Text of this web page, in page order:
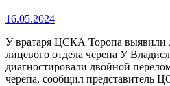
16.05.2024
У вратаря ЦСКА Торопа выявили
лицевого отдела черепа У
диагностировали двойной
черепа, сообщил представитель